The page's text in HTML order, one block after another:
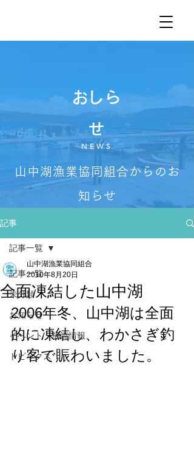
NEWS
​おしら
せ
山中湖漁業協同組合からのお
知らせ
記事
記事一覧
未分類
お知らせ
イベント・放流情報
トピックス
記事一覧
全面凍結した山中湖
山中湖漁業協同組合
2010年8月20日
2006年冬、山中湖は全面
的に凍結し、わかさぎ釣
り客で賑わいました。